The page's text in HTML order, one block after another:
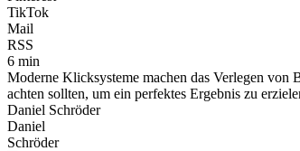
TikTok
Mail
RSS
6 min
Moderne Klicksysteme machen das Verlegen
achten sollten, um ein perfektes Ergebnis zu
Daniel Schröder
Daniel
Schröder